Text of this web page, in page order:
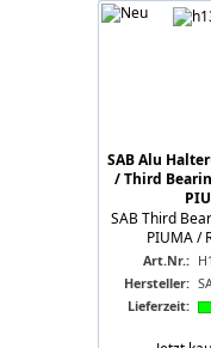
SAB Alu
/ Third
SAB Third
PIUMA /
Art.Nr.:
Hersteller:
Lieferzeit: